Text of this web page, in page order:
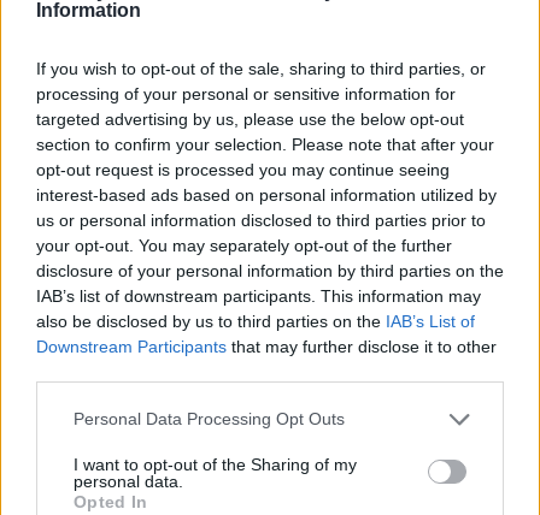
Information
If you wish to opt-out of the sale, sharing to third parties, or
processing of your personal or sensitive information for
targeted advertising by us, please use the below opt-out
section to confirm your selection. Please note that after your
opt-out request is processed you may continue seeing
interest-based ads based on personal information utilized by
us or personal information disclosed to third parties prior to
your opt-out. You may separately opt-out of the further
disclosure of your personal information by third parties on the
IAB’s list of downstream participants. This information may
also be disclosed by us to third parties on the IAB’s List of
Downstream Participants that may further disclose it to other
Personal Data Processing Opt Outs
I want to opt-out of the Sharing of my
personal data.
Opted In
Államok legnagyobb